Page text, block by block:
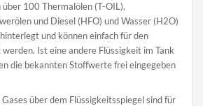
100 Thermalölen (T-OIL),
und Diesel (HFO) und Wasser (H2O)
und können einfach für den
Ist eine andere Flüssigkeit im Tank
die bekannten Stoffwerte frei eingegeben
über dem Flüssigkeitsspiegel sind für